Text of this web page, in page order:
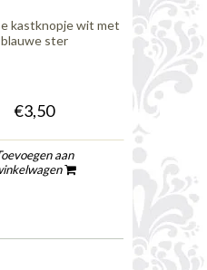
kastknopje wit met
blauwe ster
€3,50
aan
Juul